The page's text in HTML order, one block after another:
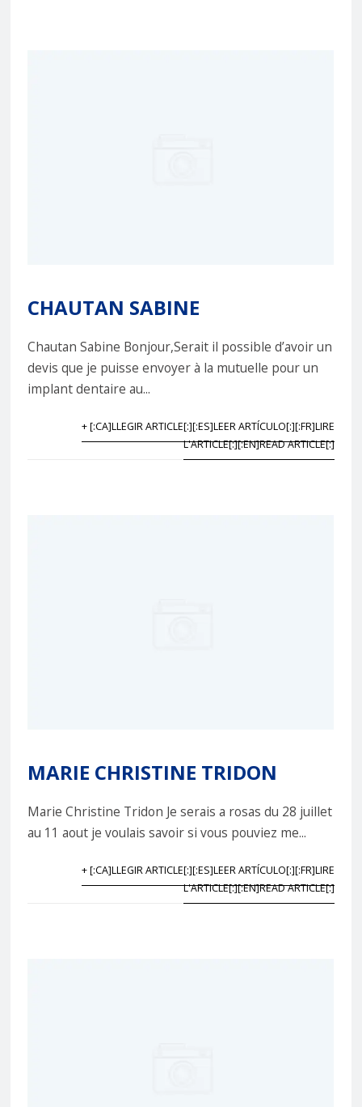
CHAUTAN SABINE
Chautan Sabine Bonjour,Serait il possible d’avoir un
devis que je puisse envoyer à la mutuelle pour un
implant dentaire au...
+ [:CA]LLEGIR ARTICLE[:][:ES]LEER ARTÍCULO[:][:FR]LIRE
L'ARTICLE[:][:EN]READ ARTICLE[:]
MARIE CHRISTINE TRIDON
Marie Christine Tridon Je serais a rosas du 28 juillet
au 11 aout je voulais savoir si vous pouviez me...
+ [:CA]LLEGIR ARTICLE[:][:ES]LEER ARTÍCULO[:][:FR]LIRE
L'ARTICLE[:][:EN]READ ARTICLE[:]